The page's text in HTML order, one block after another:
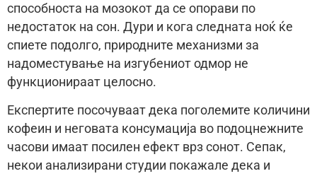
способноста на мозокот да се опорави по
недостаток на сон. Дури и кога следната ноќ ќе
спиете подолго, природните механизми за
надоместување на изгубениот одмор не
функционираат целосно.
Експертите посочуваат дека поголемите количини
кофеин и неговата консумација во подоцнежните
часови имаат посилен ефект врз сонот. Сепак,
некои анализирани студии покажале дека и